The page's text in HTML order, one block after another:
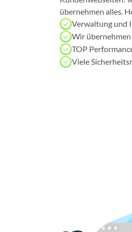
übernehmen alles.
Verwaltung und
Wir
TOP
Viele